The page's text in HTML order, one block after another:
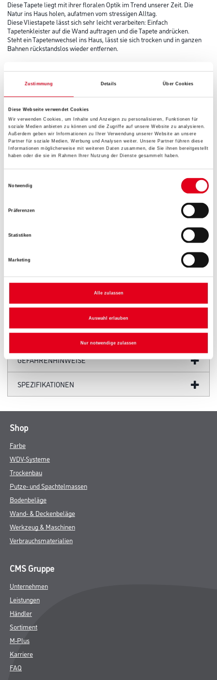
Zustimmung Details Über Cookies
Diese Webseite verwendet Cookies
Wir verwenden Cookies, um Inhalte und Anzeigen zu personalisieren, Funktionen für
soziale Medien anbieten zu können und die Zugriffe auf unsere Website zu analysieren.
Außerdem geben wir Informationen zu Ihrer Verwendung unserer Website an unsere
Partner für soziale Medien, Werbung und Analysen weiter. Unsere Partner führen diese
Informationen möglicherweise mit weiteren Daten zusammen, die Sie ihnen bereitgestellt
haben oder die sie im Rahmen Ihrer Nutzung der Dienste gesammelt haben.
Notwendig
Präferenzen
Statistiken
Marketing
Alle zulassen
Auswahl erlauben
Nur notwendige zulassen
Diese Tapete liegt mit ihrer floralen Optik im Trend unserer Zeit. Die
Natur ins Haus holen, aufatmen vom stressigen Alltag.
Diese Vliestapete lässt sich sehr leicht verarbeiten: Einfach
Tapetenkleister auf die Wand auftragen und die Tapete andrücken.
Steht ein Tapetenwechsel ins Haus, lässt sie sich trocken und in ganzen
Bahnen rückstandslos wieder entfernen.
Gebinde
Umrechnungsfaktoren
PRODUKTEIGENSCHAFTEN
ZUSATZINFOS
GEFAHRENHINWEISE
SPEZIFIKATIONEN
Shop
Farbe
WDV-Systeme
Trockenbau
Putze- und Spachtelmassen
Bodenbeläge
Wand- & Deckenbeläge
Werkzeug & Maschinen
Verbrauchsmaterialien
CMS Gruppe
Unternehmen
Leistungen
Händler
Sortiment
M-Plus
Karriere
FAQ